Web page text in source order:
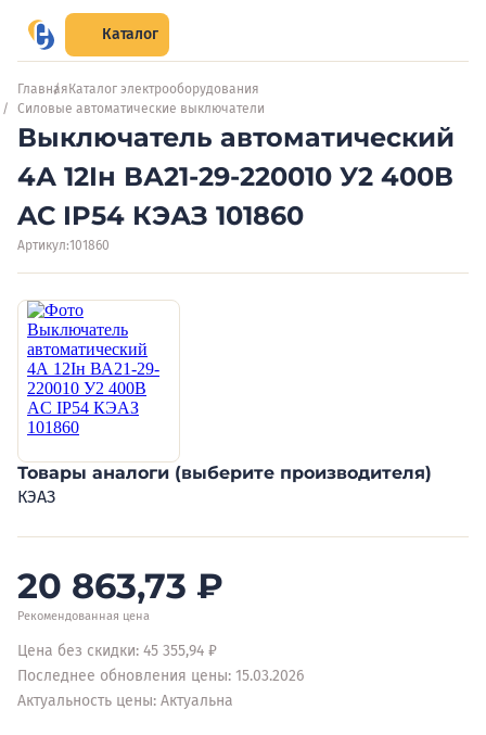
Каталог
Главная Каталог электрооборудования
Силовые автоматические выключатели
Выключатель автоматический
4А 12Iн ВА21-29-220010 У2 400В
AC IP54 КЭАЗ 101860
Артикул:101860
Товары аналоги (выберите производителя)
КЭАЗ
20 863,73 ₽
Рекомендованная цена
Цена без скидки: 45 355,94 ₽
Последнее обновления цены: 15.03.2026
Актуальность цены: Актуальна